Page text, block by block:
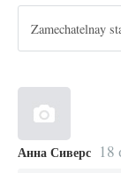
Zamechatelnay
Анна Сиверс 18